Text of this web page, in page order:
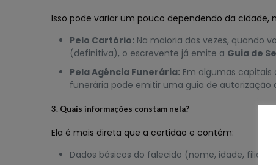
Isso pode variar um pouco dependendo da
Pelo Cartório: Na maioria das vezes, quando
(definitiva), o escrevente já emite a Guia de
Pela Agência Funerária: Em algumas
funerária pode emitir uma guia de
3. Quais informações constam nela?
Ela é mais direta que a certidão e contém:
Dados básicos do falecido (nome, idade,